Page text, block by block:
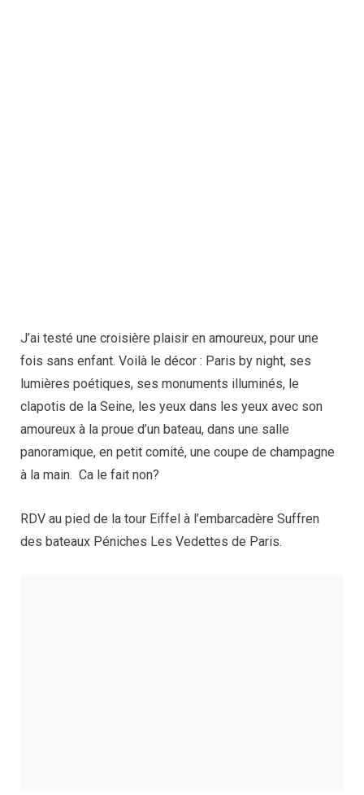
J’ai testé une croisière plaisir en amoureux, pour une
fois sans enfant. Voilà le décor : Paris by night, ses
lumières poétiques, ses monuments illuminés, le
clapotis de la Seine, les yeux dans les yeux avec son
amoureux à la proue d’un bateau, dans une salle
panoramique, en petit comité, une coupe de champagne
à la main. Ca le fait non?
RDV au pied de la tour Eiffel à l’embarcadère Suffren
des bateaux Péniches Les Vedettes de Paris.